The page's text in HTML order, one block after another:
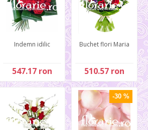
Indemn idilic
547.17 ron
Buchet flori Maria
510.57 ron
-30 %